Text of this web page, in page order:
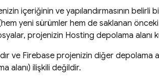
içeriğinin ve yapılandırmasının
yeni sürümler hem de saklanan
projenizin Hosting depolama alanı
ve Firebase projenizin diğer depolama
alanı) ilişkili değildir.